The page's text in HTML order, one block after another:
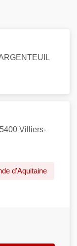
Villiers-
d'Aquitaine